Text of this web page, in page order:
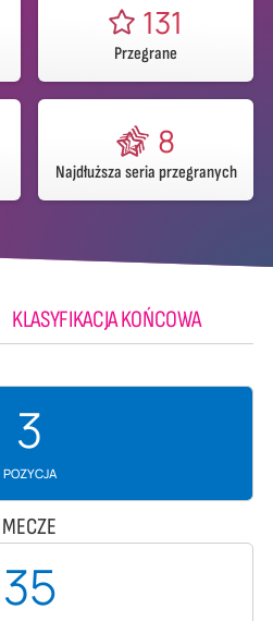
131
Przegrane
8
Najdłuższa seria przegranych
KLASYFIKACJA KOŃCOWA
3
POZYCJA
MECZE
35